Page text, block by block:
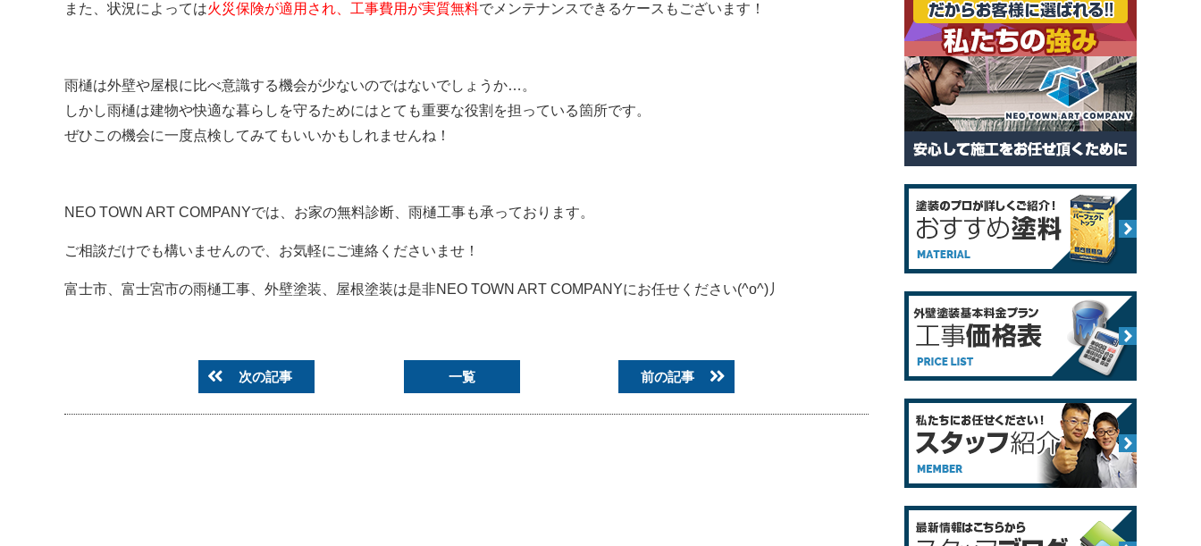
また、状況によっては火災保険が適用され、工事費用が実質無料でメンテナンスできるケースもございます！
雨樋は外壁や屋根に比べ意識する機会が少ないのではないでしょうか…。
しかし雨樋は建物や快適な暮らしを守るためにはとても重要な役割を担っている箇所です。
ぜひこの機会に一度点検してみてもいいかもしれませんね！
NEO TOWN ART COMPANYでは、お家の無料診断、雨樋工事も承っております。
ご相談だけでも構いませんので、お気軽にご連絡くださいませ！
富士市、富士宮市の雨樋工事、外壁塗装、屋根塗装は是非NEO TOWN ART COMPANYにお任せください(^o^)丿
次の記事 一覧 前の記事